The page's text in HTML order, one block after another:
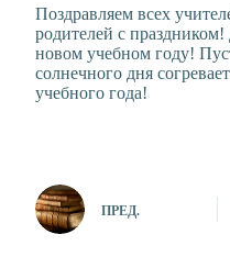
Поздравляем всех
родителей с
новом учебном году!
солнечного дня
учебного года!
ПРЕД.